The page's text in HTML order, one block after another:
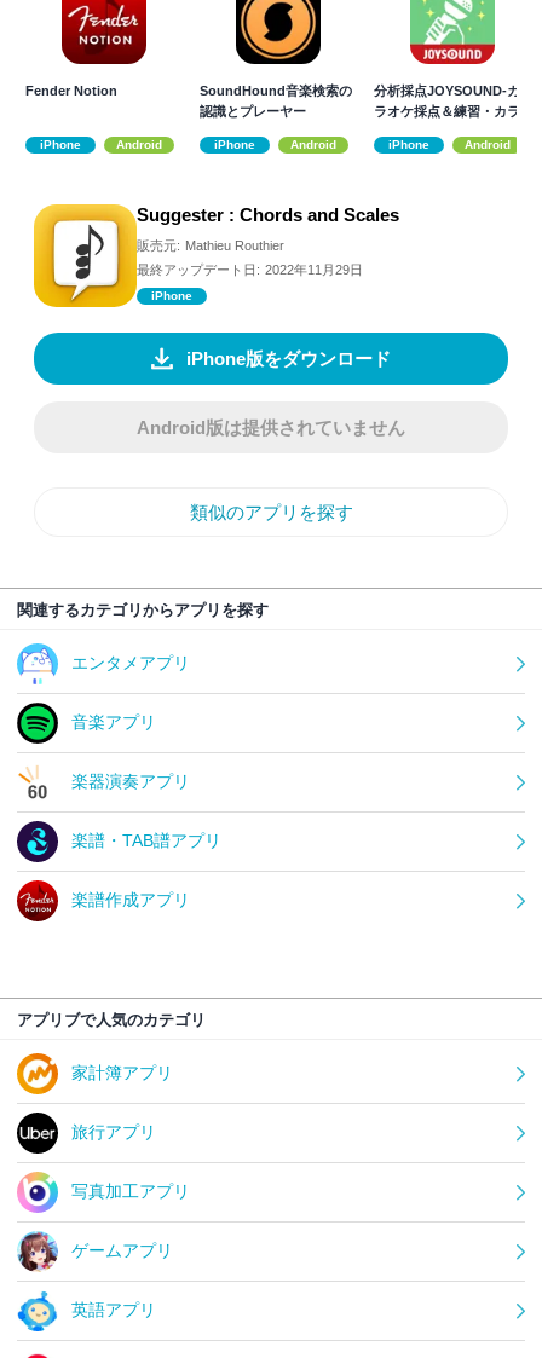
Fender Notion
iPhone Android
SoundHound音楽検索の
認識とプレーヤー
iPhone Android
分析採点JOYSOUND-カ
ラオケ採点＆練習・カラ
iPhone Android
Suggester : Chords and Scales
販売元: Mathieu Routhier
最終アップデート日: 2022年11月29日
iPhone
iPhone版をダウンロード
Android版は提供されていません
類似のアプリを探す
関連するカテゴリからアプリを探す
エンタメアプリ
音楽アプリ
楽器演奏アプリ
楽譜・TAB譜アプリ
楽譜作成アプリ
アプリブで人気のカテゴリ
家計簿アプリ
旅行アプリ
写真加工アプリ
ゲームアプリ
英語アプリ